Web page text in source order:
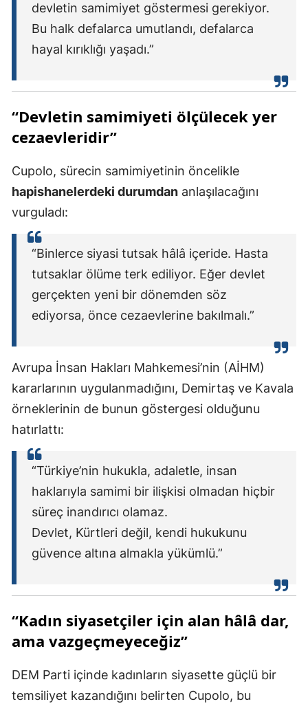
devletin samimiyet göstermesi gerekiyor.
Bu halk defalarca umutlandı, defalarca
hayal kırıklığı yaşadı.”
“Devletin samimiyeti ölçülecek yer
cezaevleridir”
Cupolo, sürecin samimiyetinin öncelikle
hapishanelerdeki durumdan anlaşılacağını
vurguladı:
“Binlerce siyasi tutsak hâlâ içeride. Hasta
tutsaklar ölüme terk ediliyor. Eğer devlet
gerçekten yeni bir dönemden söz
ediyorsa, önce cezaevlerine bakılmalı.”
Avrupa İnsan Hakları Mahkemesi’nin (AİHM)
kararlarının uygulanmadığını, Demirtaş ve Kavala
örneklerinin de bunun göstergesi olduğunu
hatırlattı:
“Türkiye’nin hukukla, adaletle, insan
haklarıyla samimi bir ilişkisi olmadan hiçbir
süreç inandırıcı olamaz.
Devlet, Kürtleri değil, kendi hukukunu
güvence altına almakla yükümlü.”
“Kadın siyasetçiler için alan hâlâ dar,
ama vazgeçmeyeceğiz”
DEM Parti içinde kadınların siyasette güçlü bir
temsiliyet kazandığını belirten Cupolo, bu